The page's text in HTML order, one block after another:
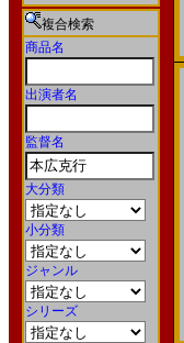
複合検索
商品名
出演者名
監督名
大分類
小分類
ジャンル
シリーズ